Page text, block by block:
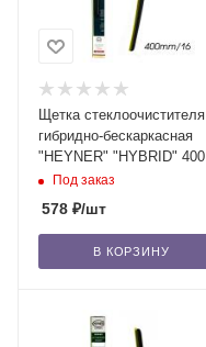
Щетка стеклоочистителя
гибридно-бескаркасная
"HEYNER" "HYBRID" 400
мм-16" (026) 1 шт. /10/50
Под заказ
578 ₽/шт
В КОРЗИНУ